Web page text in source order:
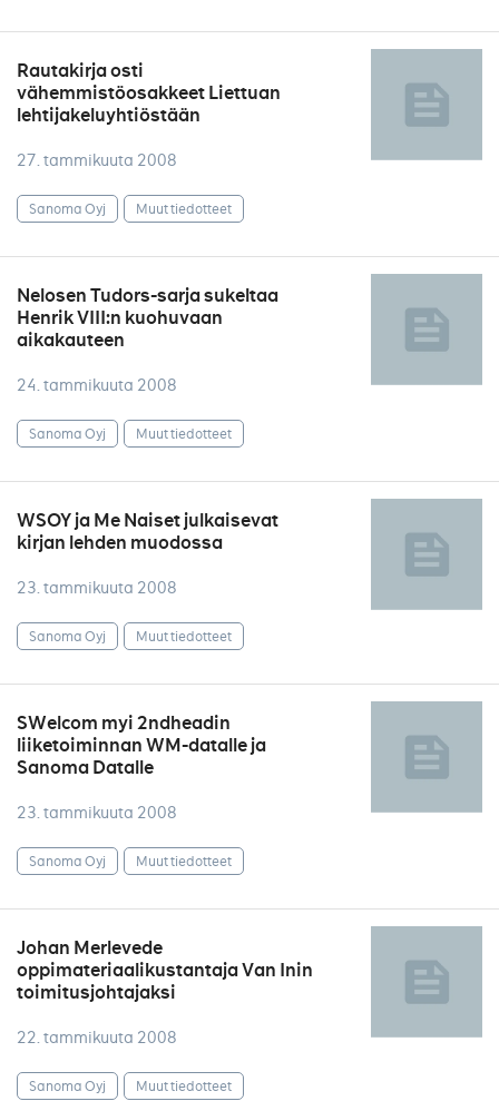
Rautakirja osti
vähemmistöosakkeet Liettuan
lehtijakeluyhtiöstään
27. tammikuuta 2008
Sanoma Oyj Muut tiedotteet
Nelosen Tudors-sarja sukeltaa
Henrik VIII:n kuohuvaan
aikakauteen
24. tammikuuta 2008
Sanoma Oyj Muut tiedotteet
WSOY ja Me Naiset julkaisevat
kirjan lehden muodossa
23. tammikuuta 2008
Sanoma Oyj Muut tiedotteet
SWelcom myi 2ndheadin
liiketoiminnan WM-datalle ja
Sanoma Datalle
23. tammikuuta 2008
Sanoma Oyj Muut tiedotteet
Johan Merlevede
oppimateriaalikustantaja Van Inin
toimitusjohtajaksi
22. tammikuuta 2008
Sanoma Oyj Muut tiedotteet